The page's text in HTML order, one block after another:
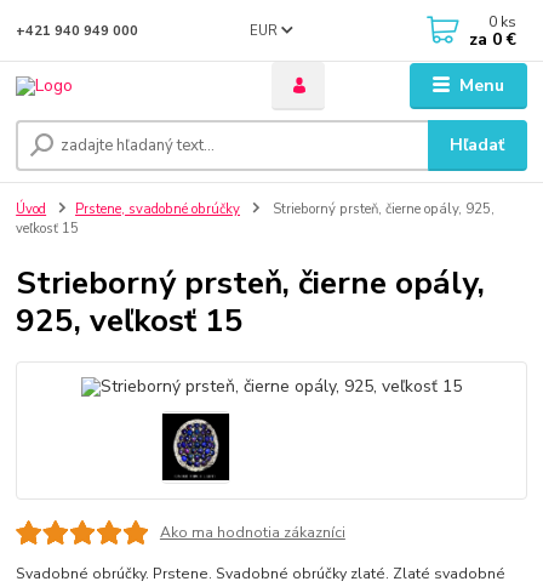
Menu
EUR
Hľadať
+421 940 949 000 0 ks
za 0 €
Úvod Prstene, svadobné obrúčky
Strieborný prsteň, čierne opály, 925,
veľkosť 15
Strieborný prsteň, čierne opály,
925, veľkosť 15
Ako ma hodnotia zákazníci
Svadobné obrúčky. Prstene. Svadobné obrúčky zlaté. Zlaté svadobné